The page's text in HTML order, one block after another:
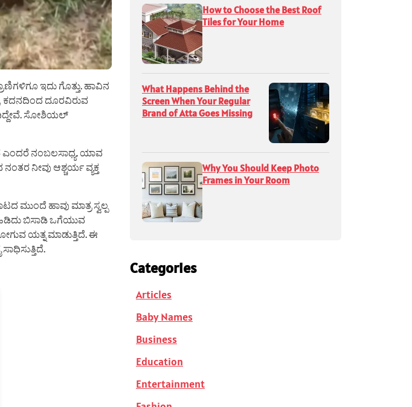
ಇದು ಗೊತ್ತು. ಹಾವಿನ
ಕದನದಿಂದ ದೂರವಿರುವ
ಸೋಶಿಯಲ್
ಎಂದರೆ ನಂಬಲಸಾಧ್ಯ. ಯಾವ
ನೀವು ಆಶ್ಚರ್ಯ ವ್ಯಕ್ತ
ಮುಂದೆ ಹಾವು ಮಾತ್ರ ಸ್ವಲ್ಪ
ಹಿಡಿದು ಬಿಸಾಡಿ ಒಗೆಯುವ
ಯತ್ನ ಮಾಡುತ್ತಿದೆ. ಈ
How to Choose the Best Roof
Tiles for Your Home
What Happens Behind the
Screen When Your Regular
Brand of Atta Goes Missing
Why You Should Keep Photo
Frames in Your Room
Categories
Articles
Baby Names
Business
Education
Entertainment